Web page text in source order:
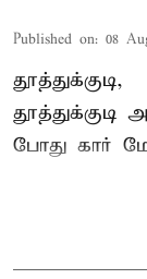
Published on: 08
தூத்துக்குடி,
தூத்துக்குடி
போது கார்